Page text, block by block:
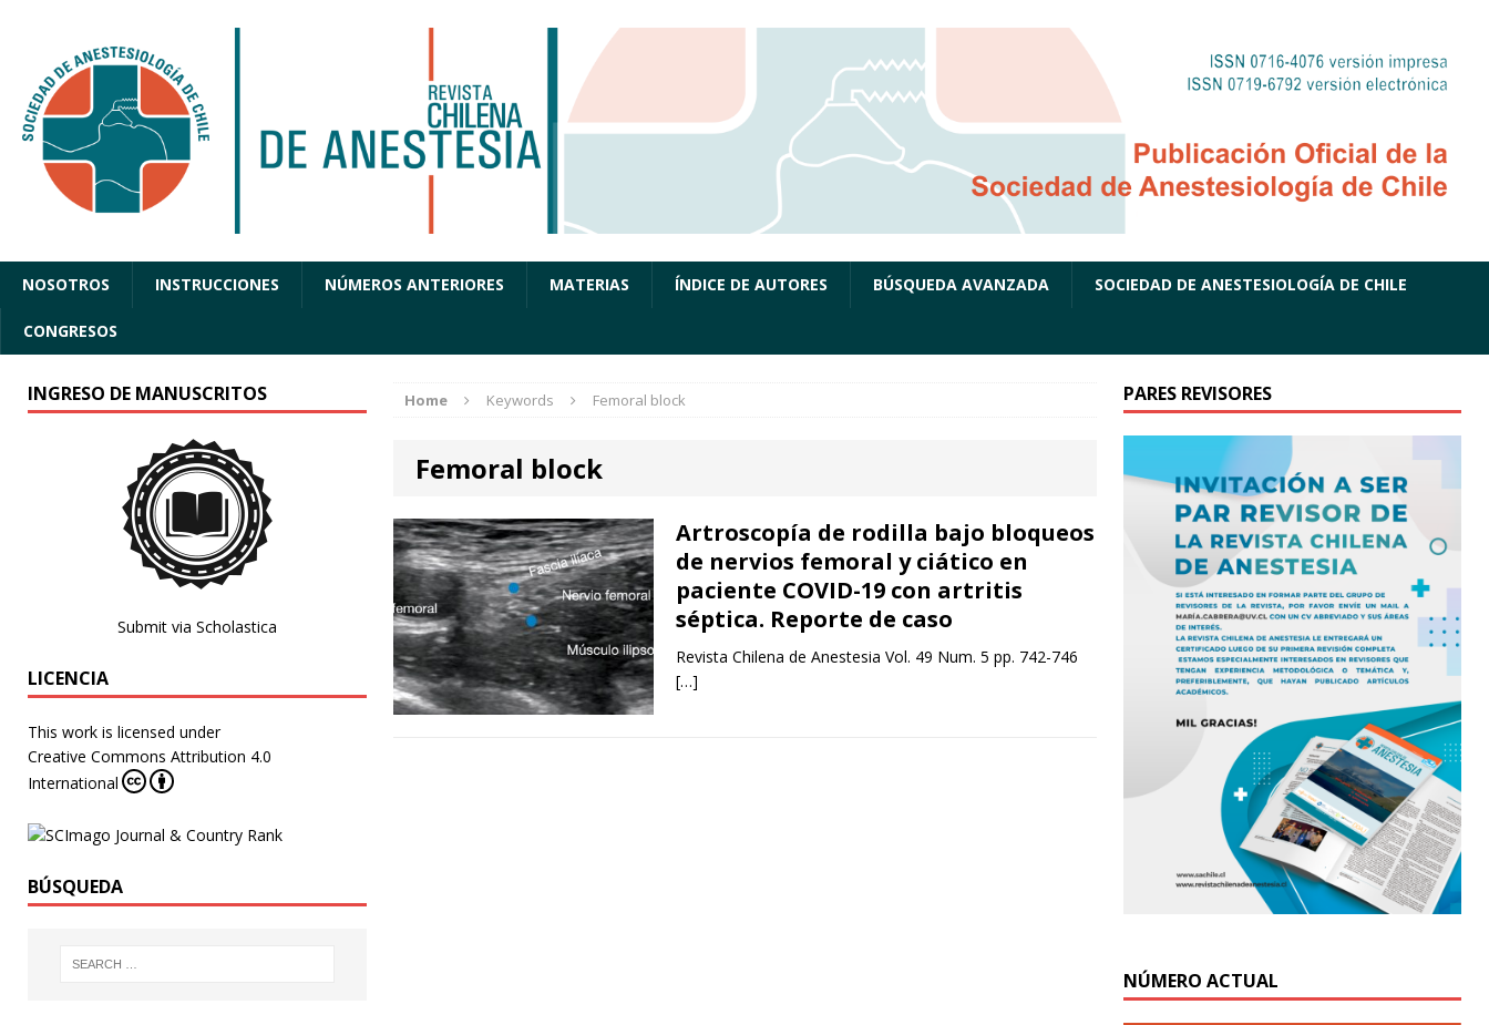
NOSOTROS INSTRUCCIONES NÚMEROS ANTERIORES MATERIAS ÍNDICE DE AUTORES BÚSQUEDA AVANZADA SOCIEDAD DE ANESTESIOLOGÍA DE CHILE
CONGRESOS
Home Keywords Femoral block
Femoral block
Artroscopía de rodilla bajo bloqueos
de nervios femoral y ciático en
paciente COVID-19 con artritis
séptica. Reporte de caso
Revista Chilena de Anestesia Vol. 49 Num. 5 pp. 742-746
[…]
INGRESO DE MANUSCRITOS
Submit via Scholastica
LICENCIA
This work is licensed under
Creative Commons Attribution 4.0
International
BÚSQUEDA
PARES REVISORES
NÚMERO ACTUAL